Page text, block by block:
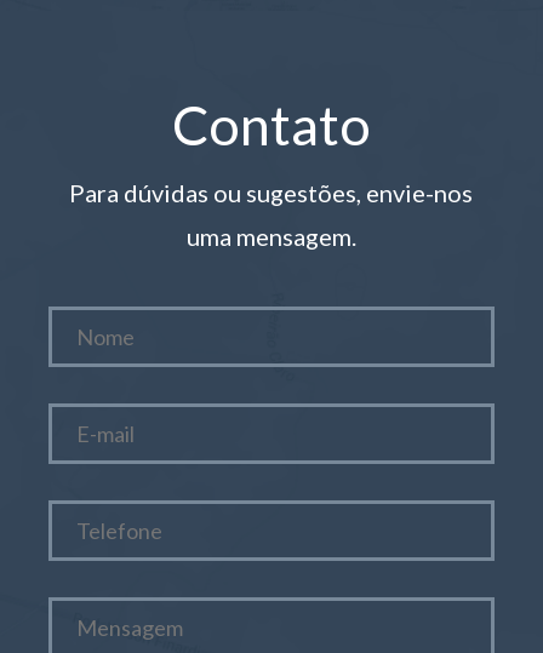
Contato
Para dúvidas ou sugestões, envie-nos
uma mensagem.